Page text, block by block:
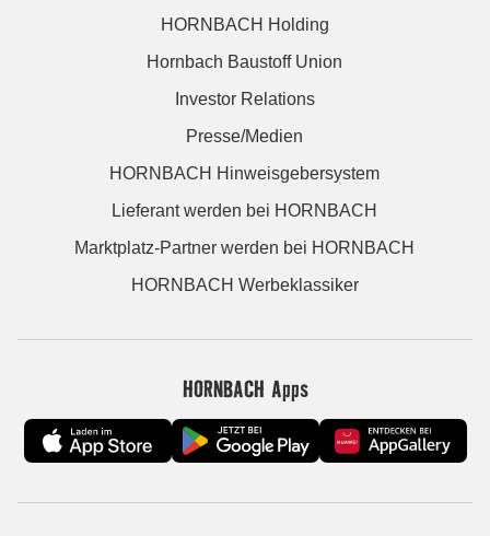
HORNBACH Holding
Hornbach Baustoff Union
Investor Relations
Presse/Medien
HORNBACH Hinweisgebersystem
Lieferant werden bei HORNBACH
Marktplatz-Partner werden bei HORNBACH
HORNBACH Werbeklassiker
HORNBACH Apps